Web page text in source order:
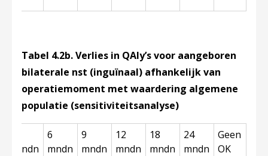
Tabel 4.2b. Verlies in QAly’s voor aangeboren
bilaterale nst (inguïnaal) afhankelijk van
operatiemoment met waardering algemene
populatie (sensitiviteitsanalyse)
mndn
6
mndn
9
mndn
12
mndn
18
mndn
24
mndn
Geen
OK